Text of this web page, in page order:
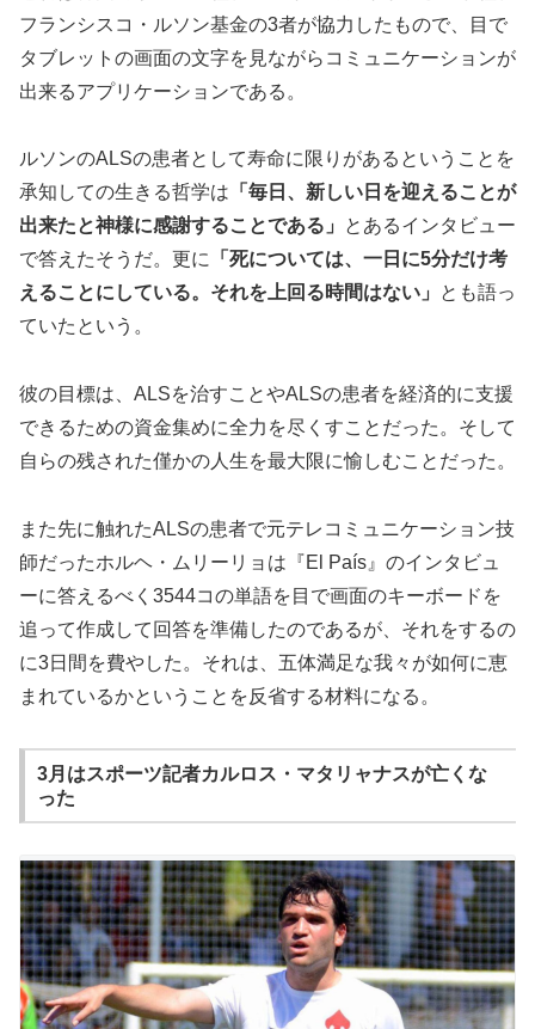
フランシスコ・ルソン基金の3者が協力したもので、目で
タブレットの画面の文字を見ながらコミュニケーションが
出来るアプリケーションである。
ルソンのALSの患者として寿命に限りがあるということを
承知しての生きる哲学は 「毎日、新しい日を迎えることが
出来たと神様に感謝することである」
とあるインタビュー
で答えたそうだ。更に 「死については、一日に5分だけ考
えることにしている。それを上回る時間はない」
とも語っ
ていたという。
彼の目標は、ALSを治すことやALSの患者を経済的に支援
できるための資金集めに全力を尽くすことだった。そして
自らの残された僅かの人生を最大限に愉しむことだった。
また先に触れたALSの患者で元テレコミュニケーション技
師だったホルヘ・ムリーリョは『El País』のインタビュ
ーに答えるべく3544コの単語を目で画面のキーボードを
追って作成して回答を準備したのであるが、それをするの
に3日間を費やした。それは、五体満足な我々が如何に恵
まれているかということを反省する材料になる。
3月はスポーツ記者カルロス・マタリャナスが亡くな
った